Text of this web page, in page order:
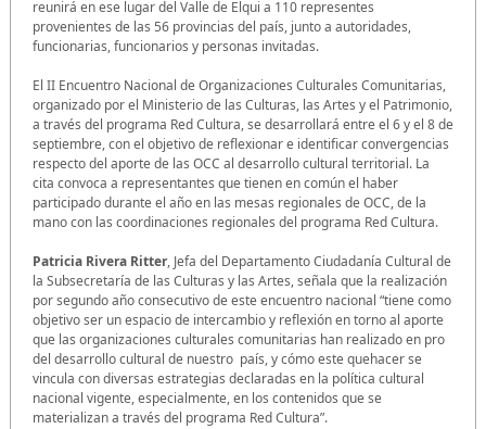
reunirá en ese lugar del Valle de Elqui a 110 representes
provenientes de las 56 provincias del país, junto a autoridades,
funcionarias, funcionarios y personas invitadas.
El II Encuentro Nacional de Organizaciones Culturales Comunitarias,
organizado por el Ministerio de las Culturas, las Artes y el Patrimonio,
a través del programa Red Cultura, se desarrollará entre el 6 y el 8 de
septiembre, con el objetivo de reflexionar e identificar convergencias
respecto del aporte de las OCC al desarrollo cultural territorial. La
cita convoca a representantes que tienen en común el haber
participado durante el año en las mesas regionales de OCC, de la
mano con las coordinaciones regionales del programa Red Cultura.
Patricia Rivera Ritter, Jefa del Departamento Ciudadanía Cultural de
la Subsecretaría de las Culturas y las Artes, señala que la realización
por segundo año consecutivo de este encuentro nacional “tiene como
objetivo ser un espacio de intercambio y reflexión en torno al aporte
que las organizaciones culturales comunitarias han realizado en pro
del desarrollo cultural de nuestro país, y cómo este quehacer se
vincula con diversas estrategias declaradas en la política cultural
nacional vigente, especialmente, en los contenidos que se
materializan a través del programa Red Cultura”.